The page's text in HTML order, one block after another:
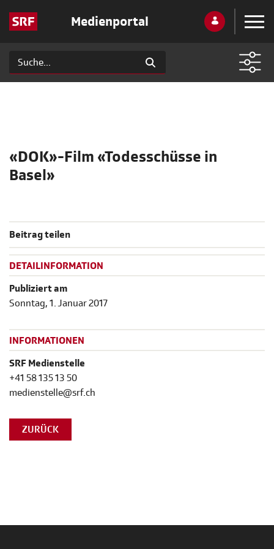
Medienportal
«DOK»-Film «Todesschüsse in
Basel»
Beitrag teilen
DETAILINFORMATION
Publiziert am
Sonntag, 1. Januar 2017
INFORMATIONEN
SRF Medienstelle
+41 58 135 13 50
medienstelle@srf.ch
ZURÜCK